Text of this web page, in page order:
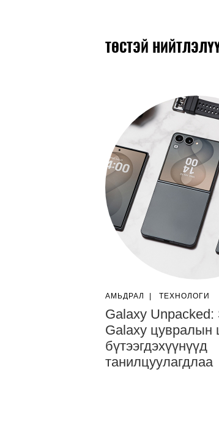
ТӨСТЭЙ
АМЬДРАЛ ТЕХНОЛОГИ
Galaxy Unpacked:
Galaxy цувралын
бүтээгдэхүүнүүд
танилцуулагдлаа